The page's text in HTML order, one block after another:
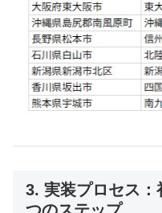
3. 実装プロセス：